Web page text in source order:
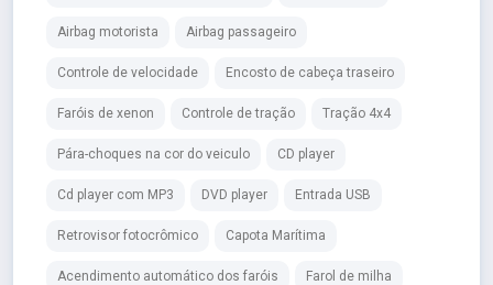
Airbag motorista Airbag passageiro
Controle de velocidade Encosto de cabeça traseiro
Faróis de xenon Controle de tração Tração 4x4
Pára-choques na cor do veiculo CD player
Cd player com MP3 DVD player Entrada USB
Retrovisor fotocrômico Capota Marítima
Acendimento automático dos faróis Farol de milha